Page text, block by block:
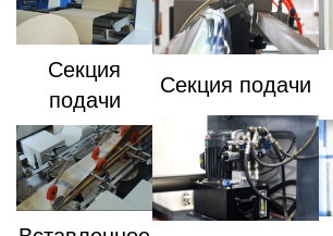
Секция
подачи
Секция подачи